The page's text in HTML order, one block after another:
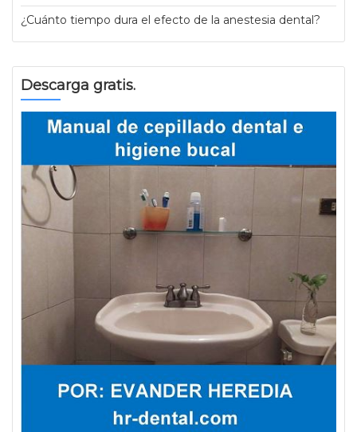
¿Cuánto tiempo dura el efecto de la anestesia dental?
Descarga gratis.